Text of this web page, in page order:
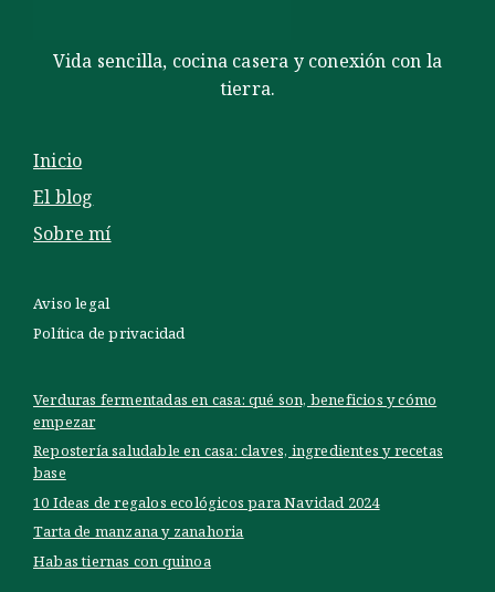
Vida sencilla, cocina casera y conexión con la
tierra.
Inicio
El blog
Sobre mí
Aviso legal
Política de privacidad
Verduras fermentadas en casa: qué son, beneficios y cómo
empezar
Repostería saludable en casa: claves, ingredientes y recetas
base
10 Ideas de regalos ecológicos para Navidad 2024
Tarta de manzana y zanahoria
Habas tiernas con quinoa